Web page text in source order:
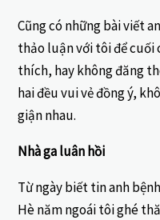
Cũng có những bài viết
thảo luận với tôi để
thích, hay không đăng
hai đều vui vẻ đồng ý,
giận nhau.
Nhà ga luân hồi
Từ ngày biết tin anh
Hè năm ngoái tôi ghé